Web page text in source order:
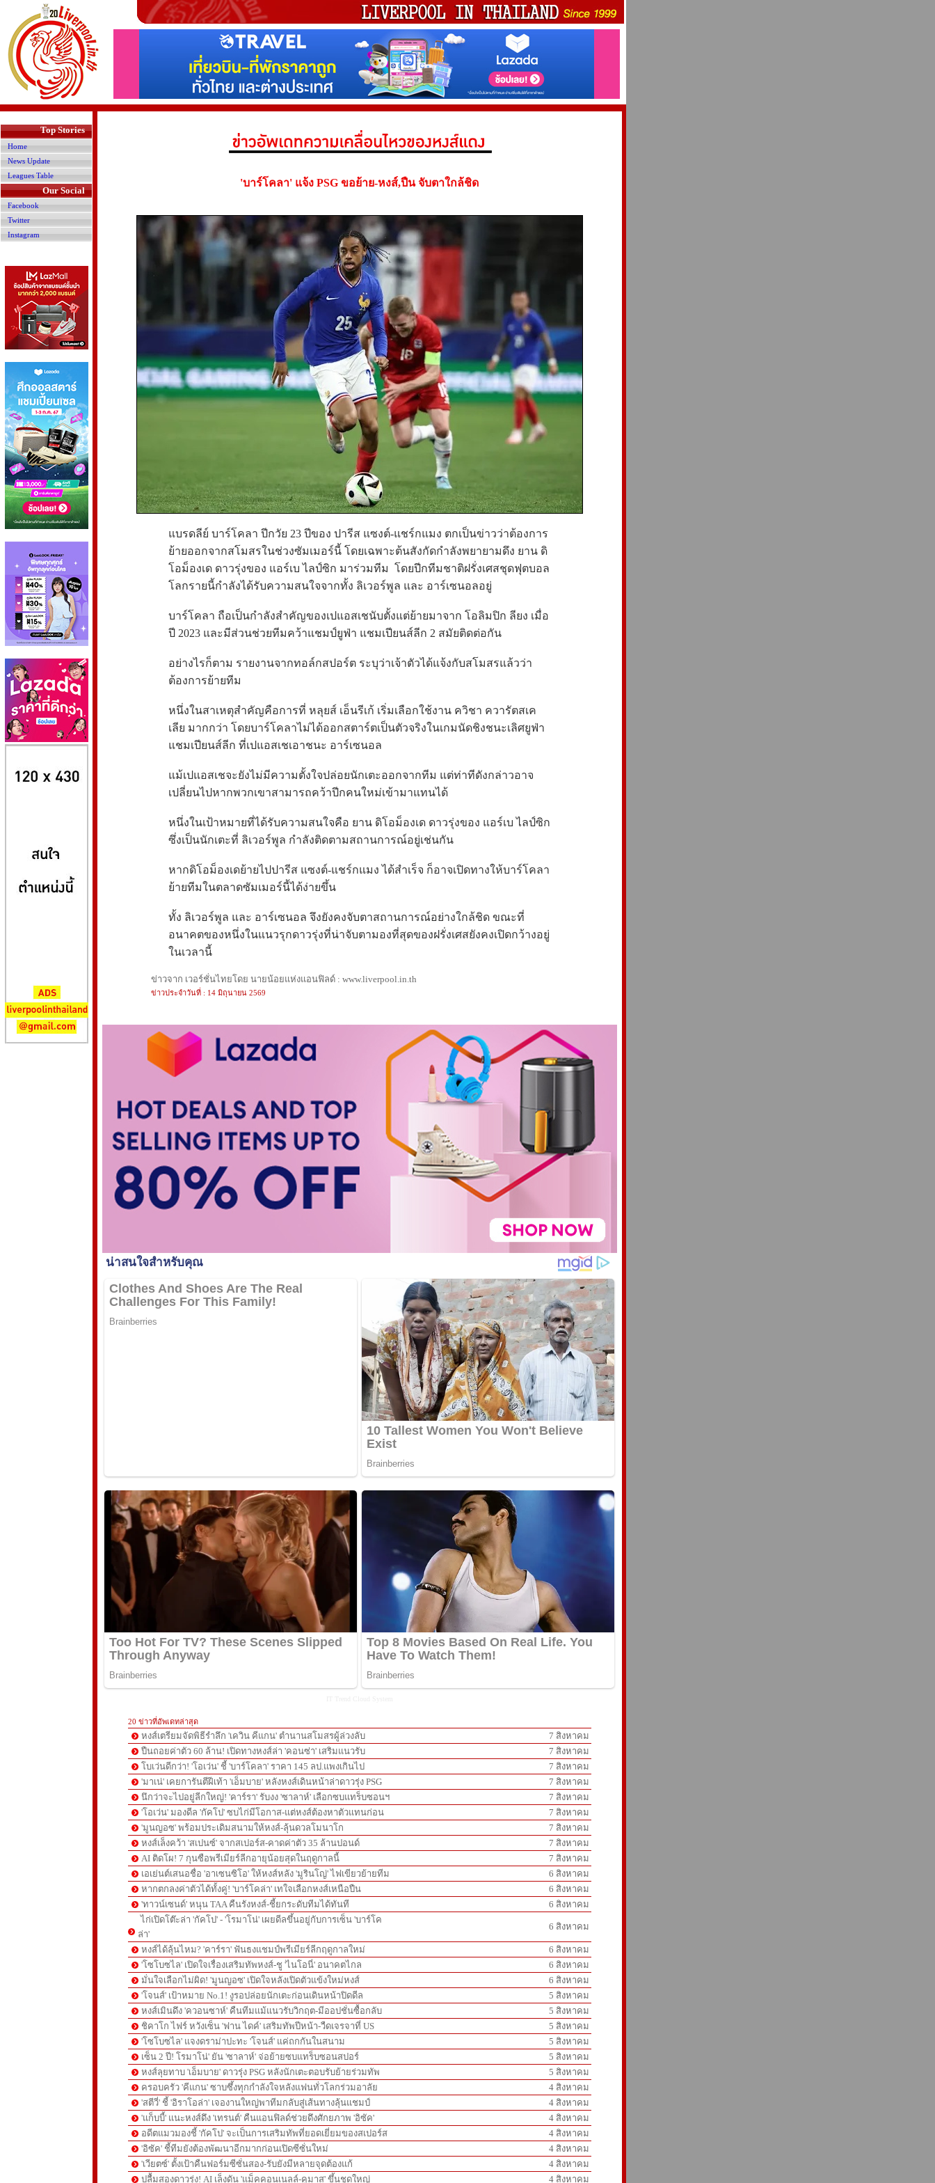
Top Stories
Home
News Update
Leagues Table
Our Social
Facebook
Twitter
Instagram
'บาร์โคลา' แจ้ง PSG ขอย้าย-หงส์,ปืน จับตาใกล้ชิด
แบรดลีย์ บาร์โคลา ปีกวัย 23 ปีของ ปารีส แซงต์-แชร์กแมง ตกเป็นข่าวว่าต้องการ
ย้ายออกจากสโมสรในช่วงซัมเมอร์นี้ โดยเฉพาะต้นสังกัดกำลังพยายามดึง ยาน ดิ
โอม็องเด ดาวรุ่งของ แอร์เบ ไลป์ซิก มาร่วมทีม โดยปีกทีมชาติฝรั่งเศสชุดฟุตบอล
โลกรายนี้กำลังได้รับความสนใจจากทั้ง ลิเวอร์พูล และ อาร์เซนอลอยู่
บาร์โคลา ถือเป็นกำลังสำคัญของเปแอสเชนับตั้งแต่ย้ายมาจาก โอลิมปิก ลียง เมื่อ
ปี 2023 และมีส่วนช่วยทีมคว้าแชมป์ยูฟ่า แชมเปียนส์ลีก 2 สมัยติดต่อกัน
อย่างไรก็ตาม รายงานจากทอล์กสปอร์ต ระบุว่าเจ้าตัวได้แจ้งกับสโมสรแล้วว่า
ต้องการย้ายทีม
หนึ่งในสาเหตุสำคัญคือการที่ หลุยส์ เอ็นรีเก้ เริ่มเลือกใช้งาน ควิชา ควารัตสเค
เลีย มากกว่า โดยบาร์โคลาไม่ได้ออกสตาร์ตเป็นตัวจริงในเกมนัดชิงชนะเลิศยูฟ่า
แชมเปียนส์ลีก ที่เปแอสเชเอาชนะ อาร์เซนอล
แม้เปแอสเชจะยังไม่มีความตั้งใจปล่อยนักเตะออกจากทีม แต่ท่าทีดังกล่าวอาจ
เปลี่ยนไปหากพวกเขาสามารถคว้าปีกคนใหม่เข้ามาแทนได้
หนึ่งในเป้าหมายที่ได้รับความสนใจคือ ยาน ดิโอม็องเด ดาวรุ่งของ แอร์เบ ไลป์ซิก
ซึ่งเป็นนักเตะที่ ลิเวอร์พูล กำลังติดตามสถานการณ์อยู่เช่นกัน
หากดิโอม็องเดย้ายไปปารีส แซงต์-แชร์กแมง ได้สำเร็จ ก็อาจเปิดทางให้บาร์โคลา
ย้ายทีมในตลาดซัมเมอร์นี้ได้ง่ายขึ้น
ทั้ง ลิเวอร์พูล และ อาร์เซนอล จึงยังคงจับตาสถานการณ์อย่างใกล้ชิด ขณะที่
อนาคตของหนึ่งในแนวรุกดาวรุ่งที่น่าจับตามองที่สุดของฝรั่งเศสยังคงเปิดกว้างอยู่
ในเวลานี้
ข่าวจาก เวอร์ชั่นไทยโดย นายน้อยแห่งแอนฟิลด์ : www.liverpool.in.th
ข่าวประจำวันที่ : 14 มิถุนายน 2569
20 ข่าวที่อัพเดทล่าสุด
หงส์เตรียมจัดพิธีรำลึก 'เควิน คีแกน' ตำนานสโมสรผู้ล่วงลับ
7 สิงหาคม
ปืนถอยค่าตัว 60 ล้าน! เปิดทางหงส์ล่า 'คอนซ่า' เสริมแนวรับ
7 สิงหาคม
โบเว่นดีกว่า! 'โอเว่น' ชี้ 'บาร์โคลา' ราคา 145 ลป.แพงเกินไป
7 สิงหาคม
'มาเน่' เคยการันตีฝีเท้า 'เอ็มบาย' หลังหงส์เดินหน้าล่าดาวรุ่ง PSG
7 สิงหาคม
นึกว่าจะไปอยู่ลีกใหญ่! 'คาร์รา' รับงง 'ซาลาห์' เลือกซบแทร็บซอนฯ
7 สิงหาคม
'โอเว่น' มองดีล 'กัคโป' ซบไก่มีโอกาส-แต่หงส์ต้องหาตัวแทนก่อน
7 สิงหาคม
'มูนญอซ' พร้อมประเดิมสนามให้หงส์-ลุ้นดวลโมนาโก
7 สิงหาคม
หงส์เล็งคว้า 'สเปนซ์' จากสเปอร์ส-คาดค่าตัว 35 ล้านปอนด์
7 สิงหาคม
AI ติดโผ! 7 กุนซือพรีเมียร์ลีกอายุน้อยสุดในฤดูกาลนี้
7 สิงหาคม
เอเย่นต์เสนอชื่อ 'อาเซนซิโอ' ให้หงส์หลัง 'มูรินโญ่' ไฟเขียวย้ายทีม
6 สิงหาคม
หากตกลงค่าตัวได้ทั้งคู่! 'บาร์โคล่า' เทใจเลือกหงส์เหนือปืน
6 สิงหาคม
'ทาวน์เซนด์' หนุน TAA คืนรังหงส์-ชี้ยกระดับทีมได้ทันที
6 สิงหาคม
ไก่เปิดโต๊ะล่า 'กัคโป' - 'โรมาโน่' เผยดีลขึ้นอยู่กับการเซ็น 'บาร์โค
ล่า'
6 สิงหาคม
หงส์ได้ลุ้นไหม? 'คาร์รา' ฟันธงแชมป์พรีเมียร์ลีกฤดูกาลใหม่
6 สิงหาคม
'โซโบซไล' เปิดใจเรื่องเสริมทัพหงส์-ชู 'ไนโอนี่' อนาคตไกล
6 สิงหาคม
มั่นใจเลือกไม่ผิด! 'มูนญอซ' เปิดใจหลังเปิดตัวแข้งใหม่หงส์
6 สิงหาคม
'โจนส์' เป้าหมาย No.1! งูรอปล่อยนักเตะก่อนเดินหน้าปิดดีล
5 สิงหาคม
หงส์เมินดึง 'ควอนซาห์' คืนทีมแม้แนวรับวิกฤต-มีออปชั่นซื้อกลับ
5 สิงหาคม
ชิคาโก ไฟร์ หวังเซ็น 'ฟาน ไดค์' เสริมทัพปีหน้า-วืดเจรจาที่ US
5 สิงหาคม
'โซโบซไล' แจงดราม่าปะทะ 'โจนส์' แค่ถกกันในสนาม
5 สิงหาคม
เซ็น 2 ปี! โรมาโน่' ยัน 'ซาลาห์' จ่อย้ายซบแทร็บซอนสปอร์
5 สิงหาคม
หงส์ลุยทาบ 'เอ็มบาย' ดาวรุ่ง PSG หลังนักเตะตอบรับย้ายร่วมทัพ
5 สิงหาคม
ครอบครัว 'คีแกน' ซาบซึ้งทุกกำลังใจหลังแฟนทั่วโลกร่วมอาลัย
4 สิงหาคม
'สตีวี่' ชี้ 'อิราโอล่า' เจองานใหญ่พาทีมกลับสู่เส้นทางลุ้นแชมป์
4 สิงหาคม
'แก็บบี้' แนะหงส์ดึง 'เทรนต์' คืนแอนฟิลด์ช่วยดึงศักยภาพ 'อิซัค'
4 สิงหาคม
อดีตแมวมองชี้ 'กัคโป' จะเป็นการเสริมทัพที่ยอดเยี่ยมของสเปอร์ส
4 สิงหาคม
'อิซัค' ชี้ทีมยังต้องพัฒนาอีกมากก่อนเปิดซีซั่นใหม่
4 สิงหาคม
'เวียตซ์' ตั้งเป้าคืนฟอร์มซีซั่นสอง-รับยังมีหลายจุดต้องแก้
4 สิงหาคม
ปลื้มสองดาวรุ่ง! AI เล็งดัน 'แม็คคอนเนลล์-คูมาส' ขึ้นชุดใหญ่
4 สิงหาคม